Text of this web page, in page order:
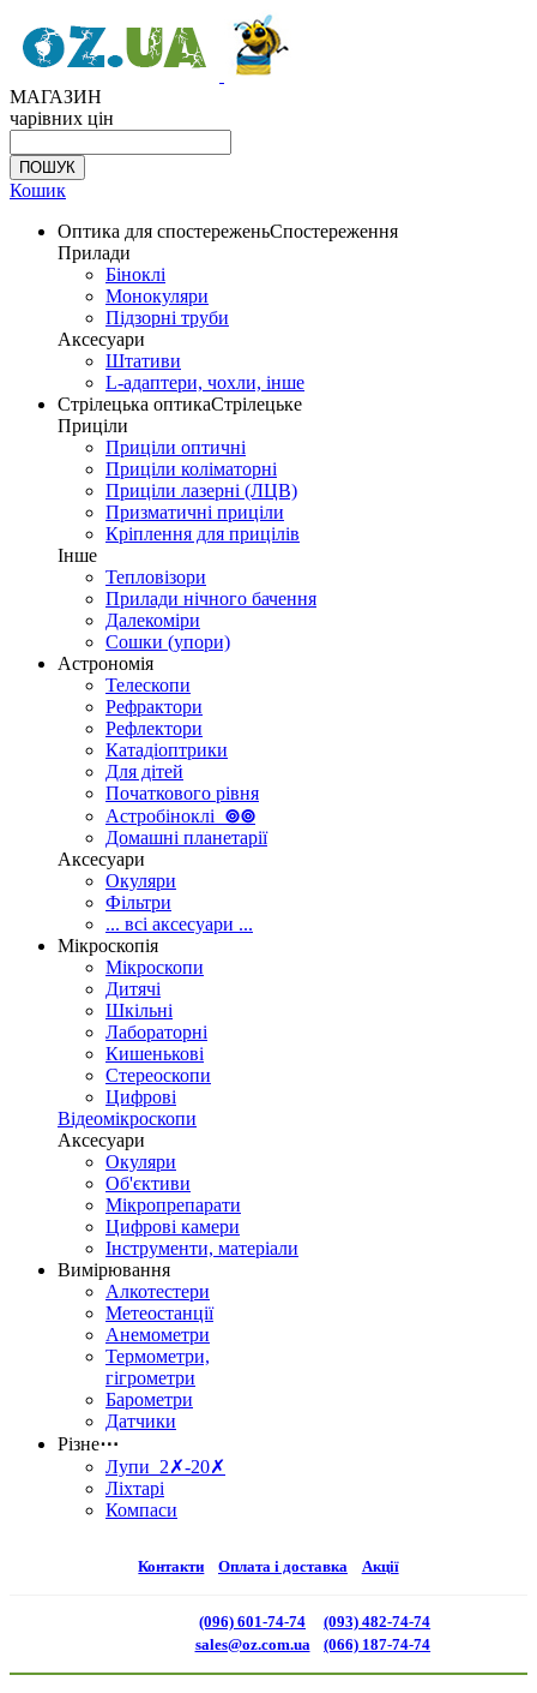
МАГАЗИН
чарівних цін
Кошик
Оптика для спостереженьСпостереження
Прилади
Біноклі
Монокуляри
Підзорні труби
Аксесуари
Штативи
L-адаптери, чохли, інше
Стрілецька оптикаСтрілецьке
Приціли
Приціли оптичні
Приціли коліматорні
Приціли лазерні (ЛЦВ)
Призматичні приціли
Кріплення для прицілів
Інше
Тепловізори
Прилади нічного бачення
Далекоміри
Сошки (упори)
Астрономія
Телескопи
Рефрактори
Рефлектори
Катадіоптрики
Для дітей
Початкового рівня
Астробіноклі ⊚⊚
Домашні планетарії
Аксесуари
Окуляри
Фільтри
... всі аксесуари ...
Мікроскопія
Мікроскопи
Дитячі
Шкільні
Лабораторні
Кишенькові
Стереоскопи
Цифрові
Відеомікроскопи
Аксесуари
Окуляри
Об'єктиви
Мікропрепарати
Цифрові камери
Інструменти, матеріали
Вимірювання
Алкотестери
Метеостанції
Анемометри
Термометри,
гігрометри
Барометри
Датчики
Різне⋯
Лупи 2✗-20✗
Ліхтарі
Компаси
Контакти Оплата і доставка Акції
(096) 601-74-74
sales@oz.com.ua
(093) 482-74-74
(066) 187-74-74